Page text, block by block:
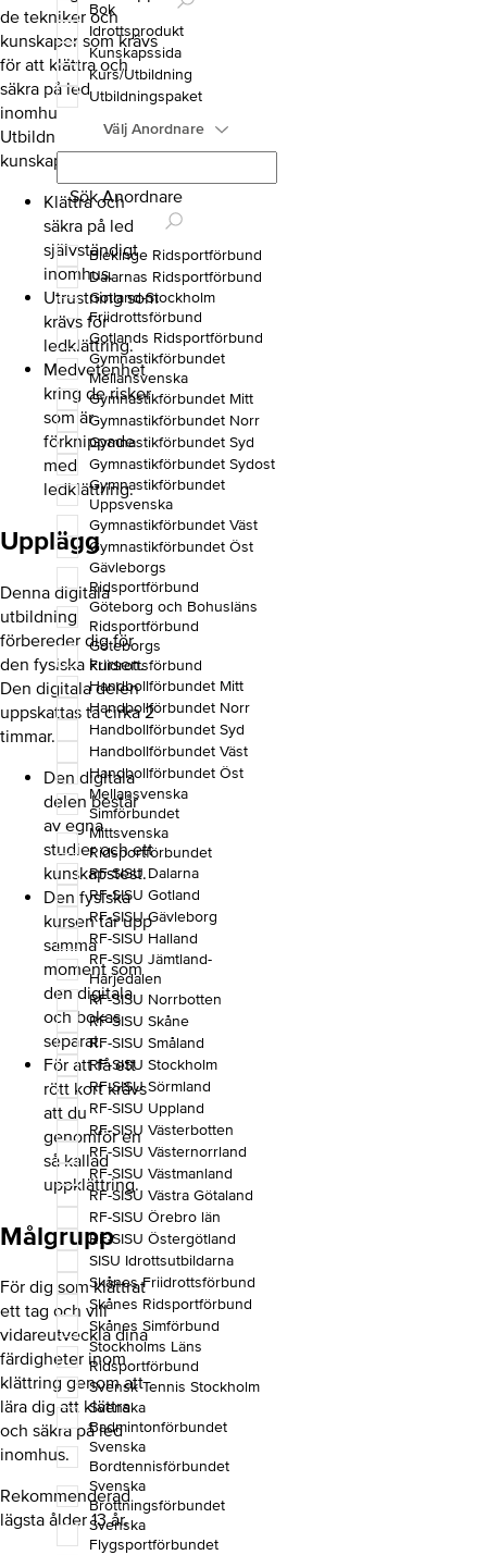
de tekniker och
kunskaper som krävs
för att klättra och
säkra på led
inomhus.
Utbildningen ger dig
kunskaper om:
Klättra och
säkra på led
självständigt
inomhus.
Utrustning som
krävs för
ledklättring.
Medvetenhet
kring de risker
som är
förknippade
med
ledklättring.
Upplägg
Denna digitala
utbildning
förbereder dig för
den fysiska kursen.
Den digitala delen
uppskattas ta cirka 2
timmar.
Den digitala
delen består
av egna
studier och ett
kunskapstest.
Den fysiska
kursen tar upp
samma
moment som
den digitala
och bokas
separat.
För att få ett
rött kort krävs
att du
genomför en
så kallad
uppklättring.
Målgrupp
För dig som klättrat
ett tag och vill
vidareutveckla dina
färdigheter inom
klättring genom att
lära dig att klättra
och säkra på led
inomhus.
Rekommenderad
lägsta ålder 13 år.
Bok
Idrottsprodukt
Kunskapssida
Kurs/Utbildning
Utbildningspaket
Välj Anordnare
Sök Anordnare
Blekinge Ridsportförbund
Dalarnas Ridsportförbund
Gotland-Stockholm
Friidrottsförbund
Gotlands Ridsportförbund
Gymnastikförbundet
Mellansvenska
Gymnastikförbundet Mitt
Gymnastikförbundet Norr
Gymnastikförbundet Syd
Gymnastikförbundet Sydost
Gymnastikförbundet
Uppsvenska
Gymnastikförbundet Väst
Gymnastikförbundet Öst
Gävleborgs
Ridsportförbund
Göteborg och Bohusläns
Ridsportförbund
Göteborgs
Friidrottsförbund
Handbollförbundet Mitt
Handbollförbundet Norr
Handbollförbundet Syd
Handbollförbundet Väst
Handbollförbundet Öst
Mellansvenska
Simförbundet
Mittsvenska
Ridsportförbundet
RF-SISU Dalarna
RF-SISU Gotland
RF-SISU Gävleborg
RF-SISU Halland
RF-SISU Jämtland-
Härjedalen
RF-SISU Norrbotten
RF-SISU Skåne
RF-SISU Småland
RF-SISU Stockholm
RF-SISU Sörmland
RF-SISU Uppland
RF-SISU Västerbotten
RF-SISU Västernorrland
RF-SISU Västmanland
RF-SISU Västra Götaland
RF-SISU Örebro län
RF-SISU Östergötland
SISU Idrottsutbildarna
Skånes Friidrottsförbund
Skånes Ridsportförbund
Skånes Simförbund
Stockholms Läns
Ridsportförbund
Svensk Tennis Stockholm
Svenska
Badmintonförbundet
Svenska
Bordtennisförbundet
Svenska
Brottningsförbundet
Svenska
Flygsportförbundet